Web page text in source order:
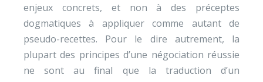
enjeux concrets, et non à des préceptes
dogmatiques à appliquer comme autant de
pseudo-recettes. Pour le dire autrement, la
plupart des principes d’une négociation réussie
ne sont au final que la traduction d’un